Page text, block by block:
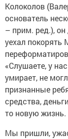
Колоколов
основатель
– прим. ред.), он
уехал покорять
«Слушаете, у
умирает, не
признанные
средства,
то новую жизнь.
Мы пришли,